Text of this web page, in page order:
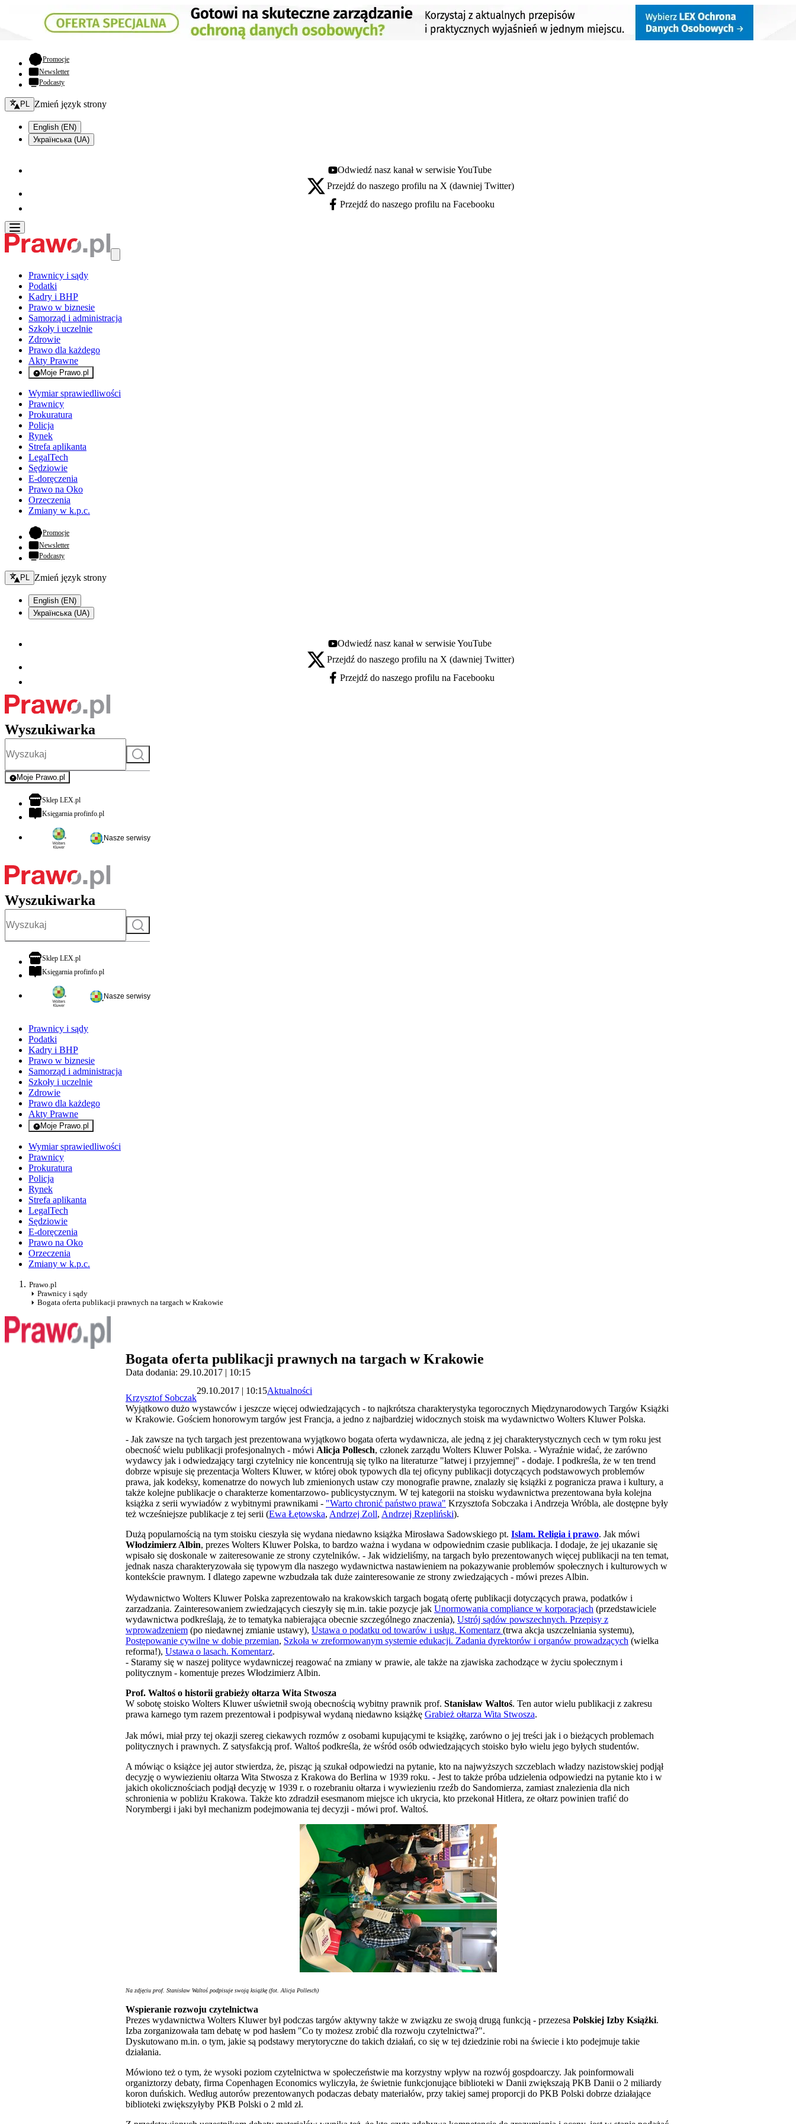
Promocje- otwiera się w nowej karcie
Newsletter
Podcasty
Zmień język - bieżący:
PL Zmień język strony
English (EN)
Українська (UA)
Youtube - otwiera się w nowej karcie
Odwiedź nasz kanał w serwisie YouTube
X - otwiera się w nowej karcie
Przejdź do naszego profilu na X (dawniej Twitter)
Facebook - otwiera się w nowej karcie
Przejdź do naszego profilu na Facebooku
Prawnicy i sądy
Podatki
Kadry i BHP
Prawo w biznesie
Samorząd i administracja
Szkoły i uczelnie
Zdrowie
Prawo dla każdego
Akty Prawne
Moje Prawo.pl
- rejestracja i logowanie do serwisu
Wymiar sprawiedliwości
Prawnicy
Prokuratura
Policja
Rynek
Strefa aplikanta
LegalTech
Sędziowie
E-doręczenia
Prawo na Oko
Orzeczenia
Zmiany w k.p.c.
Promocje- otwiera się w nowej karcie
Newsletter
Podcasty
Zmień język - bieżący:
PL Zmień język strony
English (EN)
Українська (UA)
Youtube - otwiera się w nowej karcie
Odwiedź nasz kanał w serwisie YouTube
X - otwiera się w nowej karcie
Przejdź do naszego profilu na X (dawniej Twitter)
Facebook - otwiera się w nowej karcie
Przejdź do naszego profilu na Facebooku
Wyszukiwarka
Szukaj
Moje Prawo.pl
- rejestracja i logowanie do serwisu
Sklep LEX.plotwiera się w nowej karcie
Księgarnia profinfo.plotwiera się w nowej karcie
Nasze serwisy
Wyszukiwarka
Szukaj
Sklep LEX.plotwiera się w nowej karcie
Księgarnia profinfo.plotwiera się w nowej karcie
Nasze serwisy
Prawnicy i sądy
Podatki
Kadry i BHP
Prawo w biznesie
Samorząd i administracja
Szkoły i uczelnie
Zdrowie
Prawo dla każdego
Akty Prawne
Moje Prawo.pl
- rejestracja i logowanie do serwisu
Wymiar sprawiedliwości
Prawnicy
Prokuratura
Policja
Rynek
Strefa aplikanta
LegalTech
Sędziowie
E-doręczenia
Prawo na Oko
Orzeczenia
Zmiany w k.p.c.
Prawo.pl
Prawnicy i sądy
Bogata oferta publikacji prawnych na targach w Krakowie
Bogata oferta publikacji prawnych na targach w Krakowie
Data dodania: 29.10.2017 | 10:15
Krzysztof Sobczak
29.10.2017 | 10:15Aktualności
Wyjątkowo dużo wystawców i jeszcze więcej odwiedzających - to najkrótsza charakterystyka tegorocznych Międzynarodowych Targów Książki
w Krakowie. Gościem honorowym targów jest Francja, a jedno z najbardziej widocznych stoisk ma wydawnictwo Wolters Kluwer Polska.
- Jak zawsze na tych targach jest prezentowana wyjątkowo bogata oferta wydawnicza, ale jedną z jej charakterystycznych cech w tym roku jest
obecność wielu publikacji profesjonalnych - mówi Alicja Pollesch, członek zarządu Wolters Kluwer Polska. - Wyraźnie widać, że zarówno
wydawcy jak i odwiedzający targi czytelnicy nie koncentrują się tylko na literaturze "łatwej i przyjemnej" - dodaje. I podkreśla, że w ten trend
dobrze wpisuje się prezentacja Wolters Kluwer, w której obok typowych dla tej oficyny publikacji dotyczących podstawowych problemów
prawa, jak kodeksy, komenatrze do nowych lub zmienionych ustaw czy monografie prawne, znalazły się książki z pogranicza prawa i kultury, a
także kolejne publikacje o charakterze komentarzowo- publicystycznym. W tej kategorii na stoisku wydawnictwa prezentowana była kolejna
książka z serii wywiadów z wybitnymi prawnikami - "Warto chronić państwo prawa" Krzysztofa Sobczaka i Andrzeja Wróbla, ale dostępne były
też wcześniejsze publikacje z tej serii (Ewa Łętowska, Andrzej Zoll, Andrzej Rzepliński).
Dużą popularnością na tym stoisku cieszyła się wydana niedawno książka Mirosława Sadowskiego pt. Islam. Religia i prawo. Jak mówi
Włodzimierz Albin, prezes Wolters Kluwer Polska, to bardzo ważna i wydana w odpowiednim czasie publikacja. I dodaje, że jej ukazanie się
wpisało się doskonale w zaiteresowanie ze strony czytelników. - Jak widzieliśmy, na targach było prezentowanych więcej publikacji na ten temat,
jednak nasza charakteryzowała się typowym dla naszego wydawnictwa nastawieniem na pokazywanie problemów społecznych i kulturowych w
kontekście prawnym. I dlatego zapewne wzbudzała tak duże zainteresowanie ze strony zwiedzających - mówi prezes Albin.
Wydawnictwo Wolters Kluwer Polska zaprezentowało na krakowskich targach bogatą ofertę publikacji dotyczących prawa, podatków i
zarzadzania. Zainteresowaniem zwiedzających cieszyły się m.in. takie pozycje jak Unormowania compliance w korporacjach (przedstawiciele
wydawnictwa podkreślają, że to tematyka nabierająca obecnie szczególnego znaczenia), Ustrój sądów powszechnych. Przepisy z
wprowadzeniem (po niedawnej zmianie ustawy), Ustawa o podatku od towarów i usług. Komentarz (trwa akcja uszczelniania systemu),
Postępowanie cywilne w dobie przemian, Szkoła w zreformowanym systemie edukacji. Zadania dyrektorów i organów prowadzących (wielka
reforma!), Ustawa o lasach. Komentarz.
- Staramy się w naszej polityce wydawniczej reagować na zmiany w prawie, ale także na zjawiska zachodzące w życiu społecznym i
politycznym - komentuje prezes Włodzimierz Albin.
Prof. Waltoś o historii grabieży ołtarza Wita Stwosza
W sobotę stoisko Wolters Kluwer uświetnił swoją obecnością wybitny prawnik prof. Stanisław Waltoś. Ten autor wielu publikacji z zakresu
prawa karnego tym razem prezentował i podpisywał wydaną niedawno książkę Grabież ołtarza Wita Stwosza.
Jak mówi, miał przy tej okazji szereg ciekawych rozmów z osobami kupującymi te książkę, zarówno o jej treści jak i o bieżących problemach
politycznych i prawnych. Z satysfakcją prof. Waltoś podkreśla, że wśród osób odwiedzających stoisko było wielu jego byłych studentów.
A mówiąc o książce jej autor stwierdza, że, pisząc ją szukał odpowiedzi na pytanie, kto na najwyższych szczeblach władzy nazistowskiej podjął
decyzję o wywiezieniu ołtarza Wita Stwosza z Krakowa do Berlina w 1939 roku. - Jest to także próba udzielenia odpowiedzi na pytanie kto i w
jakich okolicznościach podjął decyzję w 1939 r. o rozebraniu ołtarza i wywiezieniu rzeźb do Sandomierza, zamiast znalezienia dla nich
schronienia w pobliżu Krakowa. Także kto zdradził esesmanom miejsce ich ukrycia, kto przekonał Hitlera, ze ołtarz powinien trafić do
Norymbergi i jaki był mechanizm podejmowania tej decyzji - mówi prof. Waltoś.
Na zdjęciu prof. Stanisław Waltoś podpisuje swoją książkę (fot. Alicja Pollesch)
Wspieranie rozwoju czytelnictwa
Prezes wydawnictwa Wolters Kluwer był podczas targów aktywny także w związku ze swoją drugą funkcją - przezesa Polskiej Izby Książki.
Izba zorganizowała tam debatę w pod hasłem "Co ty możesz zrobić dla rozwoju czytelnictwa?".
Dyskutowano m.in. o tym, jakie są podstawy merytoryczne do takich działań, co się w tej dziedzinie robi na świecie i kto podejmuje takie
działania.
Mówiono też o tym, że wysoki poziom czytelnictwa w społeczeństwie ma korzystny wpływ na rozwój gospdoarczy. Jak poinformowali
organiztorzy debaty, firma Copenhagen Economics wyliczyła, że świetnie funkcjonujące biblioteki w Danii zwiększają PKB Danii o 2 miliardy
koron duńskich. Według autorów prezentowanych podaczas debaty materiałów, przy takiej samej proporcji do PKB Polski dobrze działające
biblioteki zwiększyłyby PKB Polski o 2 mld zł.